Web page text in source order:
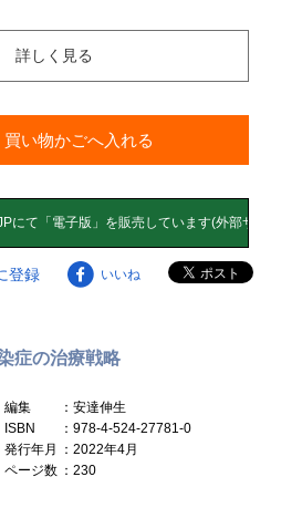
詳しく見る
買い物かごへ入れる
登録 いいね
症の治療戦略
編集
：安達伸生
ISBN
：978-4-524-27781-0
発行年月
：2022年4月
ページ数 ：230